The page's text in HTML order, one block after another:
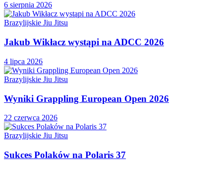
6 sierpnia 2026
Brazylijskie Jiu Jitsu
Jakub Wikłacz wystąpi na ADCC 2026
4 lipca 2026
Brazylijskie Jiu Jitsu
Wyniki Grappling European Open 2026
22 czerwca 2026
Brazylijskie Jiu Jitsu
Sukces Polaków na Polaris 37